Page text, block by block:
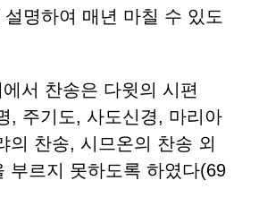
설명하여 매년 마칠 수 있도
서 찬송은 다윗의 시편
, 주기도, 사도신경, 마리아
의 찬송, 시므온의 찬송 외
부르지 못하도록 하였다(69